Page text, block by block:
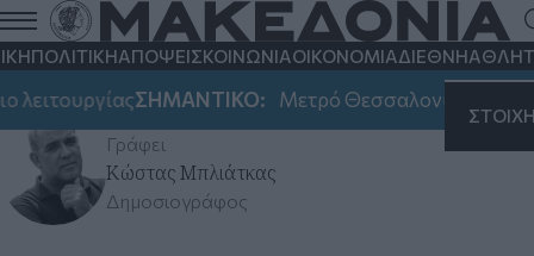
ΠΟΛΙΤΙΚΗΑΠΟΨΕΙΣΚΟΙΝΩΝΙΑΟΙΚΟΝΟΜΙΑΔΙΕΘΝΗ
ΣΗΜΑΝΤΙΚΟ: Μετρό Θεσσαλονίκης:
Ιστορίες για τον Ρίνγκο…
Κυριακή 06 Ιουλίου 2025, 22:00
Γράφει
Κώστας Μπλιάτκας
Δημοσιογράφος